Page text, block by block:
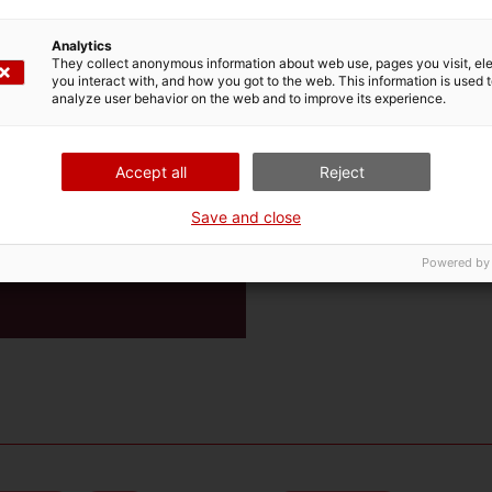
Vicenç Aguado i Cudolà és
catedràtic, de la Universitat de
història i el patrimoni cultural.
aventures del gavot a l’illa
autor de relats curts premiats
Premi Gregal, és la seva
Analytics
They collect anonymous information about web use, pages you visit,
you interact with, and how you got to the web. This information is used
analyze user behavior on the web and to improve its experience.
Accept all Reject
Save and close
Powered by